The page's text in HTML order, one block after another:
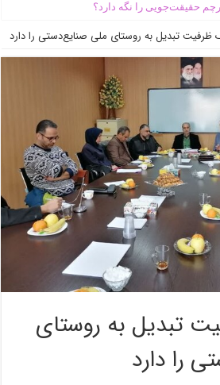
حقیقت‌جویی را نگه دارد؟
ظرفیت تبدیل به روستای ملی صنایع‌دستی را دارد
تبدیل به روستای
را دارد